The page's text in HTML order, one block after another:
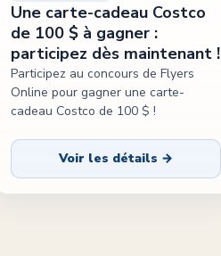
Une carte-cadeau Costco
de 100 $ à gagner :
participez dès maintenant !
Participez au concours de Flyers
Online pour gagner une carte-
cadeau Costco de 100 $ !
Voir les détails →